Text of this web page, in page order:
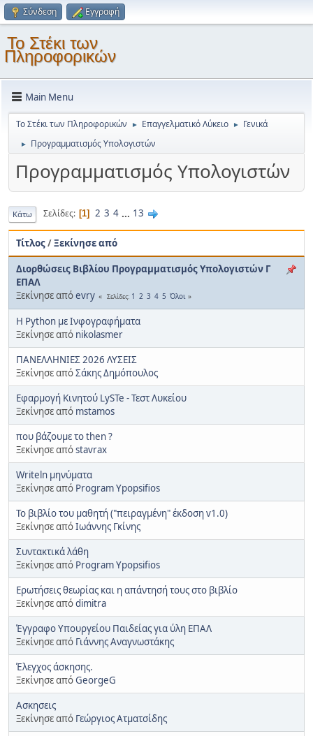
Σύνδεση Εγγραφή
Το Στέκι των
Πληροφορικών
Main Menu
Το Στέκι των Πληροφορικών ► Επαγγελματικό Λύκειο ► Γενικά
► Προγραμματισμός Υπολογιστών
Προγραμματισμός Υπολογιστών
Κάτω Σελίδες 1 2 3 4 ... 13
Τίτλος/Ξεκίνησε από
Διορθώσεις Βιβλίου Προγραμματισμός Υπολογιστών Γ
ΕΠΑΛ
Ξεκίνησε απόevry Σελίδες 1 2 3 4 5 Όλοι
Η Python με Ινφογραφήματα
Ξεκίνησε από nikolasmer
ΠΑΝΕΛΛΗΝΙΕΣ 2026 ΛΥΣΕΙΣ
Ξεκίνησε απόΣάκης Δημόπουλος
Εφαρμογή Κινητού LySTe - Τεστ Λυκείου
Ξεκίνησε από mstamos
που βάζουμε το then ?
Ξεκίνησε απόstavrax
Writeln μηνύματα
Ξεκίνησε από Program Ypopsifios
Το βιβλίο του μαθητή ("πειραγμένη" έκδοση v1.0)
Ξεκίνησε απόΙωάννης Γκίνης
Συντακτικά λάθη
Ξεκίνησε από Program Ypopsifios
Ερωτήσεις θεωρίας και η απάντησή τους στο βιβλίο
Ξεκίνησε απόdimitra
Έγγραφο Υπουργείου Παιδείας για ύλη ΕΠΑΛ
Ξεκίνησε από Γιάννης Αναγνωστάκης
Έλεγχος άσκησης.
Ξεκίνησε απόGeorgeG
Ασκησεις
Ξεκίνησε από Γεώργιος Ατματσίδης